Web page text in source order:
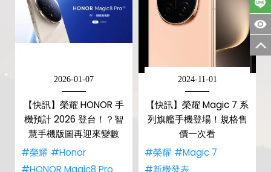
2026-01-07
【快訊】榮耀 HONOR 手
機預計 2026 登台！？智
慧手機版圖再迎來變數
#榮耀 #Honor
#HONOR Magic8 Pro
2024-11-01
【快訊】榮耀 Magic 7 系
列旗艦手機登場！規格售
價一次看
#榮耀 #Magic 7
#新機發表